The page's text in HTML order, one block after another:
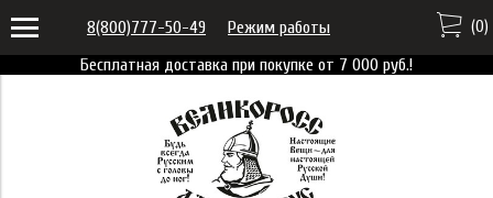
Бесплатная доставка при покупке от 7 000 руб.!
8(800)777-50-49 Режим работы (0)